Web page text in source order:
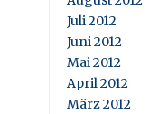
Juli 2012
Juni 2012
Mai 2012
April 2012
März 2012